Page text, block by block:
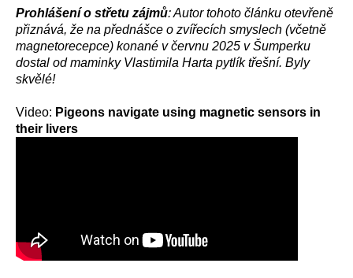
Prohlášení o střetu zájmů: Autor tohoto článku otevřeně
přiznává, že na přednášce o zvířecích smyslech (včetně
magnetorecepce) konané v červnu 2025 v Šumperku
dostal od maminky Vlastimila Harta pytlík třešní. Byly
skvělé!
Video: Pigeons navigate using magnetic sensors in
their livers